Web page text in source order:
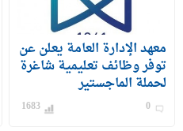
معهد الإدارة العامة يعلن عن
توفر وظائف تعليمية شاغرة
لحملة الماجستير
0
1683